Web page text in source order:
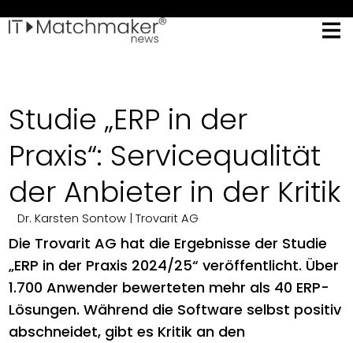
Studie „ERP in der
Praxis“: Servicequalität
der Anbieter in der Kritik
Dr. Karsten Sontow | Trovarit AG
Die Trovarit AG hat die Ergebnisse der Studie
„ERP in der Praxis 2024/25“ veröffentlicht. Über
1.700 Anwender bewerteten mehr als 40 ERP-
Lösungen. Während die Software selbst positiv
abschneidet, gibt es Kritik an den